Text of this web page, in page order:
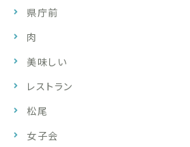
県庁前
肉
美味しい
レストラン
松尾
女子会